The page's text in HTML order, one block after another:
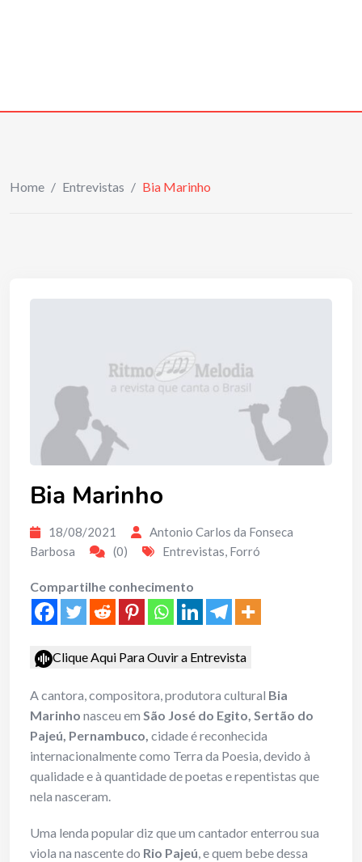
Home / Entrevistas / Bia Marinho
Bia Marinho
18/08/2021
Antonio Carlos da Fonseca
Barbosa
(0) Entrevistas, Forró
Compartilhe conhecimento
Clique Aqui Para Ouvir a Entrevista
A cantora, compositora, produtora cultural Bia
Marinho nasceu em São José do Egito, Sertão do
Pajeú, Pernambuco, cidade é reconhecida
internacionalmente como Terra da Poesia, devido à
qualidade e à quantidade de poetas e repentistas que
nela nasceram.
Uma lenda popular diz que um cantador enterrou sua
viola na nascente do Rio Pajeú, e quem bebe dessa